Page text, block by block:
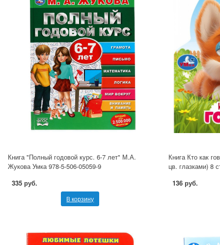
Книга "Полный годовой курс. 6-7 лет" М.А.
Жукова Умка 978-5-506-05059-9
335 руб.
В корзину
Книга Кто как
цв. глазками) 8
136 руб.